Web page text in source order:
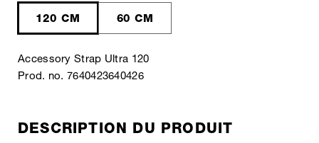
120 CM 60 CM
Accessory Strap Ultra 120
Prod. no. 7640423640426
DESCRIPTION DU PRODUIT